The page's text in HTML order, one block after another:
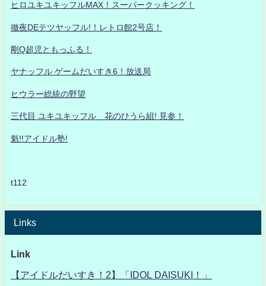
ヒロユキユキッフルMAX！スーパークッキング！
徹夜DEテツヤッフル!！レトロ館2号店！
剛Q超児ともっふる！
ヤナッフル ゲームだいすき6！放送局
ヒウラー総統の野望
三代目 ユキユキッフル 花のひうら組! 見参！
魁!!アイドル塾!
t112
Links
Link
【アイドルだいすき！2】「IDOL DAISUKI！」